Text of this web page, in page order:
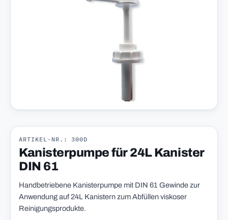
ARTIKEL-NR.: 300D
Kanisterpumpe für 24L Kanister
DIN 61
Handbetriebene Kanisterpumpe mit DIN 61 Gewinde zur
Anwendung auf 24L Kanistern zum Abfüllen viskoser
Reinigungsprodukte.